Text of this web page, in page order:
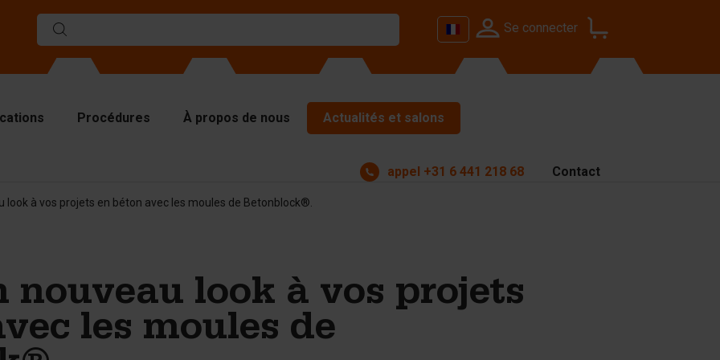
Se connecter
de séparations
de manutention
pièces de rechange
Procédures À propos de nous Actualités et salons
appel +31 6 441 218 68 Contact
look à vos projets en béton avec les moules de Betonblock®.
nouveau look à vos projets
les moules de